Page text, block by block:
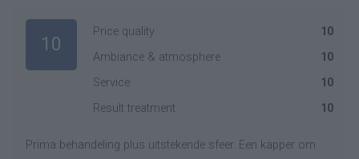
10
Price quality
10
Ambiance & atmosphere
10
Service
10
Result treatment
10
Prima behandeling plus uitstekende sfeer. Een kapper om